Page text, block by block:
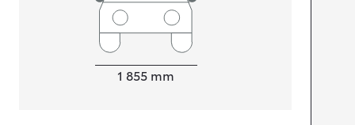
1 855 mm